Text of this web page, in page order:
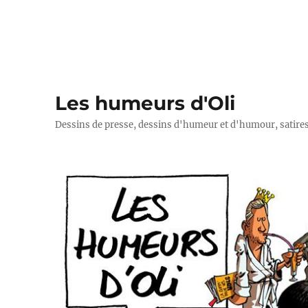
Les humeurs d'Oli
Dessins de presse, dessins d'humeur et d'humour,